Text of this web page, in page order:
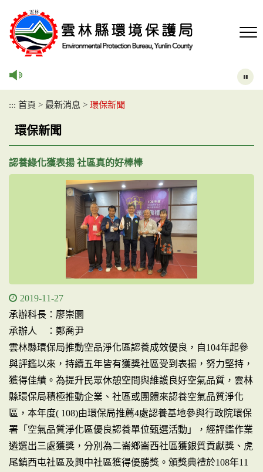
::: 首頁 > 最新消息 > 環保新聞
環保新聞
認養綠化獲表揚 社區真的好棒棒
2019-11-27
承辦科長：廖崇圜
承辦人 ：鄭喬尹
雲林縣環保局推動空品淨化區認養成效優良，自104年起參
與評鑑以來，持續五年皆有獲獎社區受到表揚，努力堅持，
獲得佳績。為提升民眾休憩空間與維護良好空氣品質，雲林
縣環保局積極推動企業、社區或團體來認養空氣品質淨化
區，本年度( 108)由環保局推薦4處認養基地參與行政院環保
署「空氣品質淨化區優良認養單位甄選活動」，經評鑑作業
遴選出三處獲獎，分別為二崙鄉崙西社區獲銀質貢獻獎、虎
尾鎮西屯社區及興中社區獲得優勝獎。頒獎典禮於108年11